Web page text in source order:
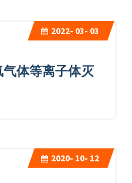
2022- 03- 03
体等离子体灭
2020- 10- 12